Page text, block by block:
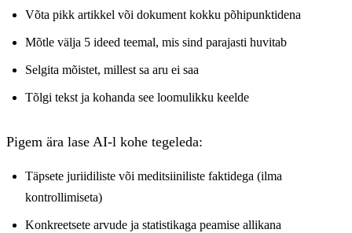
Võta pikk artikkel või dokument kokku põhipunktidena
Mõtle välja 5 ideed teemal, mis sind parajasti huvitab
Selgita mõistet, millest sa aru ei saa
Tõlgi tekst ja kohanda see loomulikku keelde
Pigem ära lase AI-l kohe tegeleda:
Täpsete juriidiliste või meditsiiniliste faktidega (ilma
kontrollimiseta)
Konkreetsete arvude ja statistikaga peamise allikana